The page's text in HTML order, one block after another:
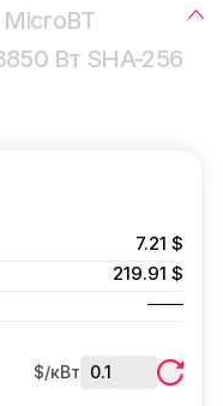
Вт SHA-256
7.21 $
219.91 $
$/кВт